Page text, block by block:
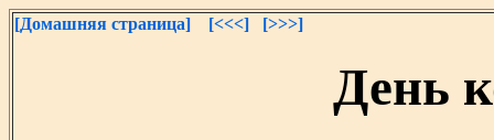
[Домашняя страница] [<<<] [>>>]
День